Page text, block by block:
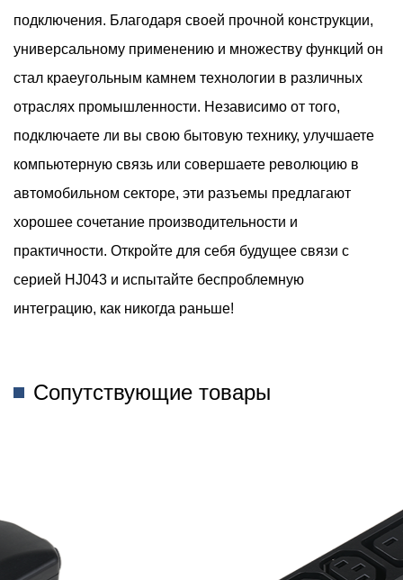
подключения. Благодаря своей прочной конструкции,
универсальному применению и множеству функций он
стал краеугольным камнем технологии в различных
отраслях промышленности. Независимо от того,
подключаете ли вы свою бытовую технику, улучшаете
компьютерную связь или совершаете революцию в
автомобильном секторе, эти разъемы предлагают
хорошее сочетание производительности и
практичности. Откройте для себя будущее связи с
серией HJ043 и испытайте беспроблемную
интеграцию, как никогда раньше!
Сопутствующие товары